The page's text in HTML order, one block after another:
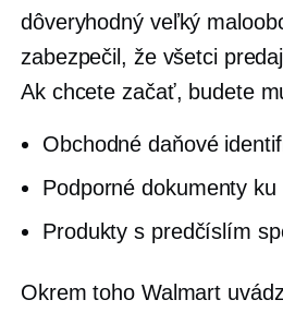
dôveryhodný veľký
zabezpečil, že všetci
Ak chcete začať, budete
Obchodné daňové
Podporné dokumenty
Produkty s predčíslím
Okrem toho Walmart